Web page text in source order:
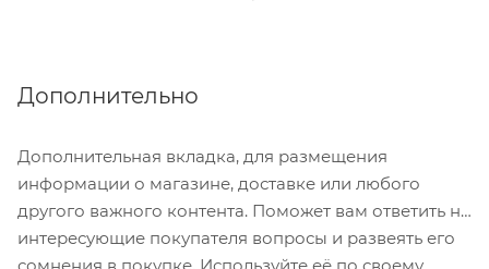
Дополнительно
Дополнительная вкладка, для размещения
информации о магазине, доставке или любого
другого важного контента. Поможет вам ответить на
интересующие покупателя вопросы и развеять его